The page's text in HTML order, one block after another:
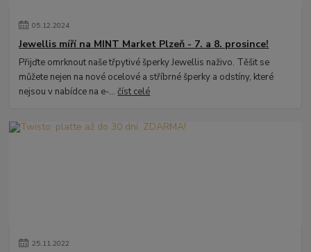
05.12.2024
Jewellis míří na MINT Market Plzeň - 7. a 8. prosince!
Přijďte omrknout naše třpytivé šperky Jewellis naživo. Těšit se
můžete nejen na nové ocelové a stříbrné šperky a odstíny, které
nejsou v nabídce na e-...číst celé
25.11.2022